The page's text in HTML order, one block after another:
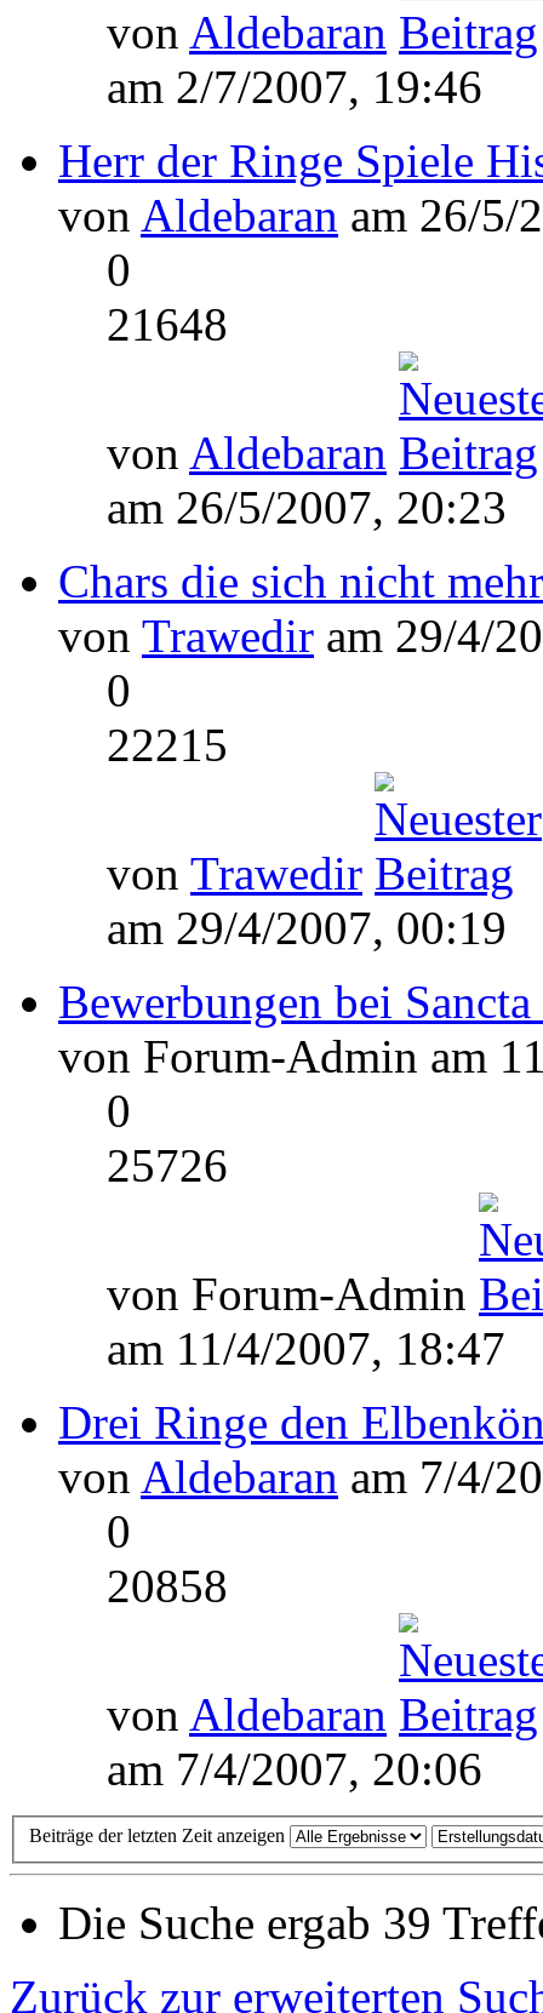
von Aldebaran
am 2/7/2007, 19:46
Herr der Ringe Spiele
von Aldebaran am 26/5/
0
21648
von Aldebaran
am 26/5/2007, 20:23
Chars die sich nicht
von Trawedir am 29/4/
0
22215
von Trawedir
am 29/4/2007, 00:19
Bewerbungen bei
von Forum-Admin am
0
25726
von Forum-Admin
am 11/4/2007, 18:47
Drei Ringe den
von Aldebaran am 7/4/
0
20858
von Aldebaran
am 7/4/2007, 20:06
Beiträge der letzten Zeit anzeigen
Die Suche ergab 39
Zurück zur erweiterten